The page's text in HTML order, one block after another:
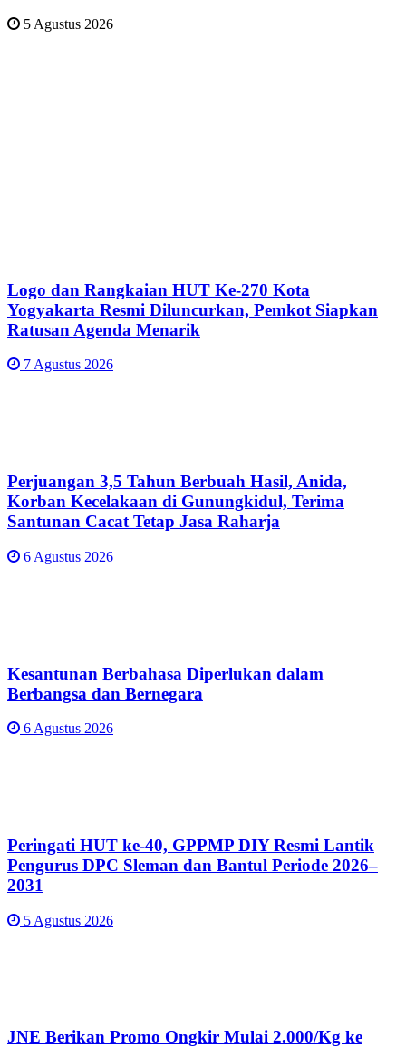
5 Agustus 2026
Logo dan Rangkaian HUT Ke-270 Kota
Yogyakarta Resmi Diluncurkan, Pemkot Siapkan
Ratusan Agenda Menarik
7 Agustus 2026
Perjuangan 3,5 Tahun Berbuah Hasil, Anida,
Korban Kecelakaan di Gunungkidul, Terima
Santunan Cacat Tetap Jasa Raharja
6 Agustus 2026
Kesantunan Berbahasa Diperlukan dalam
Berbangsa dan Bernegara
6 Agustus 2026
Peringati HUT ke-40, GPPMP DIY Resmi Lantik
Pengurus DPC Sleman dan Bantul Periode 2026–
2031
5 Agustus 2026
JNE Berikan Promo Ongkir Mulai 2.000/Kg ke